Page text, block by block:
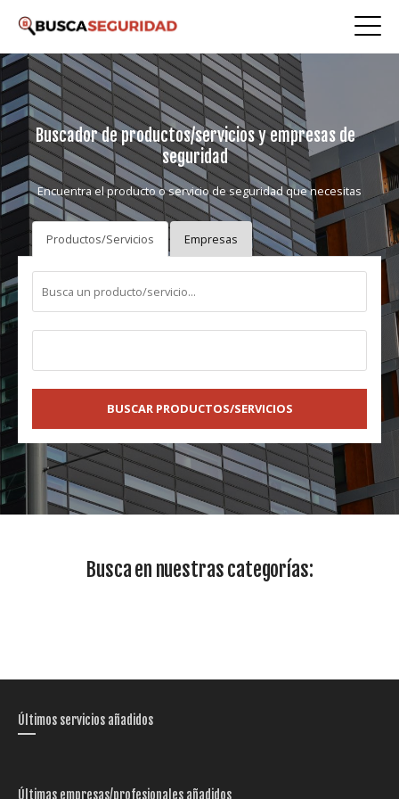
Buscador de productos/servicios y empresas de
seguridad
Encuentra el producto o servicio de seguridad que necesitas
Productos/Servicios Empresas
BUSCAR PRODUCTOS/SERVICIOS
Busca en nuestras categorías:
Últimos servicios añadidos
Últimas empresas/profesionales añadidos